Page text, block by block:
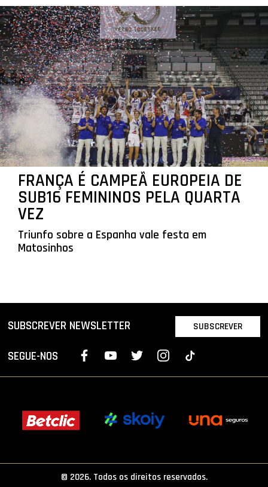
FRANÇA É CAMPEÃ EUROPEIA DE
SUB16 FEMININOS PELA QUARTA
VEZ
Triunfo sobre a Espanha vale festa em
Matosinhos
SUBSCREVER NEWSLETTER SUBSCREVER
SEGUE-NOS
© 2026. Todos os direitos reservados.